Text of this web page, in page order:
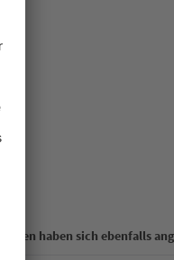
Kunden haben sich ebenfalls